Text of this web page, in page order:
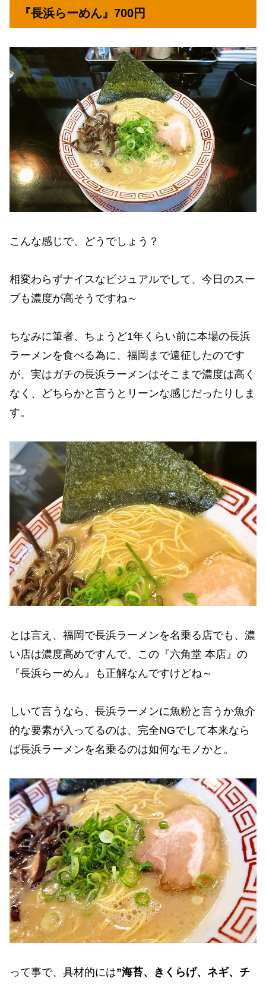
『長浜らーめん』700円
こんな感じで、どうでしょう？
相変わらずナイスなビジュアルでして、今日のスー
プも濃度が高そうですね～
ちなみに筆者、ちょうど1年くらい前に本場の長浜
ラーメンを食べる為に、福岡まで遠征したのです
が、実はガチの長浜ラーメンはそこまで濃度は高く
なく、どちらかと言うとリーンな感じだったりしま
す。
とは言え、福岡で長浜ラーメンを名乗る店でも、濃
い店は濃度高めですんで、この『六角堂 本店』の
『長浜らーめん』も正解なんですけどね～
しいて言うなら、長浜ラーメンに魚粉と言うか魚介
的な要素が入ってるのは、完全NGでして本来なら
ば長浜ラーメンを名乗るのは如何なモノかと。
って事で、具材的には”海苔、きくらげ、ネギ、チ